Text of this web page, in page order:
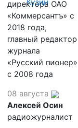
Кузин
директора ОАО
«Коммерсантъ» с
2018 года,
главный редактор
журнала
«Русский пионер»
с 2008 года
08 августа
Алексей Осин
радиожурналист